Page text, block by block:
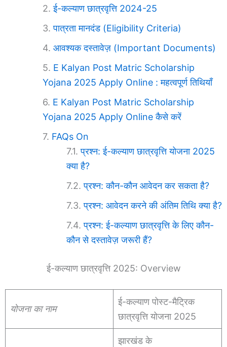
ई-कल्याण छात्रवृत्ति 2024-25
पात्रता मानदंड (Eligibility Criteria)
आवश्यक दस्तावेज़ (Important Documents)
E Kalyan Post Matric Scholarship
Yojana 2025 Apply Online : महत्वपूर्ण तिथियाँ
E Kalyan Post Matric Scholarship
Yojana 2025 Apply Online कैसे करें
FAQs On
प्रश्न: ई-कल्याण छात्रवृत्ति योजना 2025
क्या है?
प्रश्न: कौन-कौन आवेदन कर सकता है?
प्रश्न: आवेदन करने की अंतिम तिथि क्या है?
प्रश्न: ई-कल्याण छात्रवृत्ति के लिए कौन-
कौन से दस्तावेज़ जरूरी हैं?
ई-कल्याण छात्रवृत्ति 2025: Overview
योजना का नाम
ई-कल्याण पोस्ट-मैट्रिक
छात्रवृत्ति योजना 2025
झारखंड के